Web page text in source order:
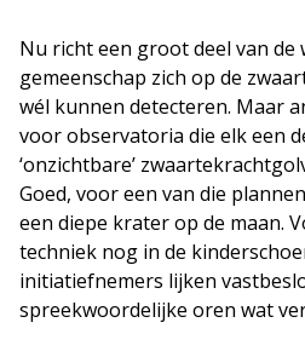
Nu richt een groot deel van de
gemeenschap zich op de
wél kunnen detecteren. Maar
voor observatoria die elk een
‘onzichtbare’
Goed, voor een van die
een diepe krater op de maan.
techniek nog in de
initiatiefnemers lijken
spreekwoordelijke oren wat